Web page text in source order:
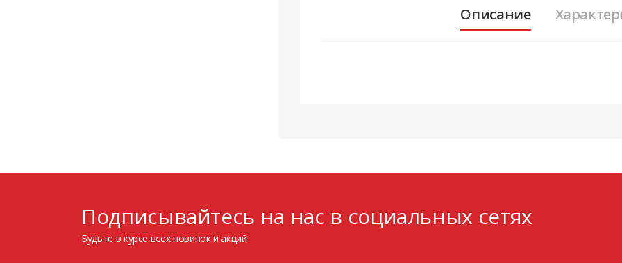
Описание
Подписывайтесь на нас в социальных сетях
Будьте в курсе всех новинок и акций